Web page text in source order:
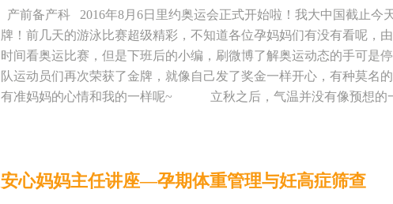
们要是在孕期有关饮食方面的问题，就带着您的问题，这周日和汤老
吧！ 活动时间：2016年8月21日星期日下午4点—5点 主讲人：国家一
象：安心妈妈会员及准妈妈们均可参加 课程内容：孕期食品安全 活
心友谊路店 地址：边东街东泰城市之光南区（省人民医院北门对面）
路、6路 公交站名：黄雁村 预约电话：029-89323466 89324766 注：
产前备产科 2016年8月6日里约奥运会正式开始啦！我大中国截止今
牌！前几天的游泳比赛超级精彩，不知道各位孕妈妈们有没有看呢，
时间看奥运比赛，但是下班后的小编，刷微博了解奥运动态的手可是
队运动员们再次荣获了金牌，就像自己发了奖金一样开心，有种莫名
有准妈妈的心情和我的一样呢~ 立秋之后，气温并没有像预想的
在外面站着等待孕妈们呢，很开心各位孕妈们对小编安排的讲座有如
安心妈妈主任讲座—孕期体重管理与妊高症筛查